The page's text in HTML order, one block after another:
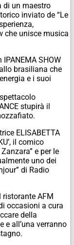
di un maestro
inviato de “Le
che unisce musica
SHOW
brasiliana che
e i suoi
stupirà il
ELISABETTA
il comico
e per le
uno dei
di Radio
ristorante AFM
occasioni a cura
della
e all’una verranno